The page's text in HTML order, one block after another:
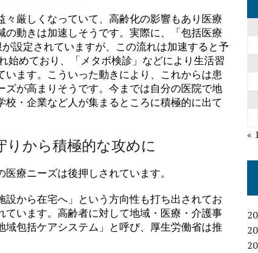
厳しくなっていて、高齢化の影響もあり医療
動きは加速しそうです。実際に、「包括医療
設定されていますが、この流れは加速すると予
始めており、「メタボ検診」などにより生活習
ます。こういった動きにより、これからは患
が高まりそうです。今までは自分の医院で地
・企業など人が集まるところに積極的に出て
りから積極的な攻めに
療ニーズは後押しされています。
から在宅へ」という方向性も打ち出されてお
います。高齢者に対して地域・医療・介護事
包括ケアシステム」と呼び、厚生労働省は推
«